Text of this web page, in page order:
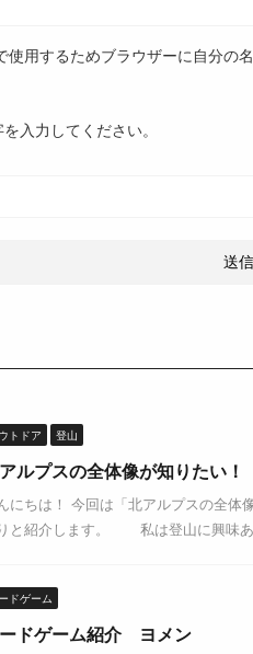
使用するためブラウザーに自分の
入力してください。
トドア 登山
ルプスの全体像が知りたい！
にちは！ 今回は「北アルプスの全体
と紹介します。 私は登山に興味
ドゲーム
ドゲーム紹介 ヨメン